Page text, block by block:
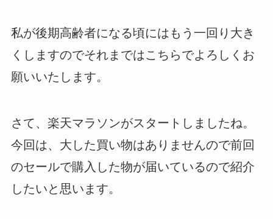
私が後期高齢者になる頃にはもう一回り大き
くしますのでそれまではこちらでよろしくお
願いいたします。
さて、楽天マラソンがスタートしましたね。
今回は、大した買い物はありませんので前回
のセールで購入した物が届いているので紹介
したいと思います。